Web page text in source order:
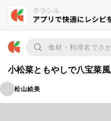
小松菜ともやしで八宝菜風
松山絵美